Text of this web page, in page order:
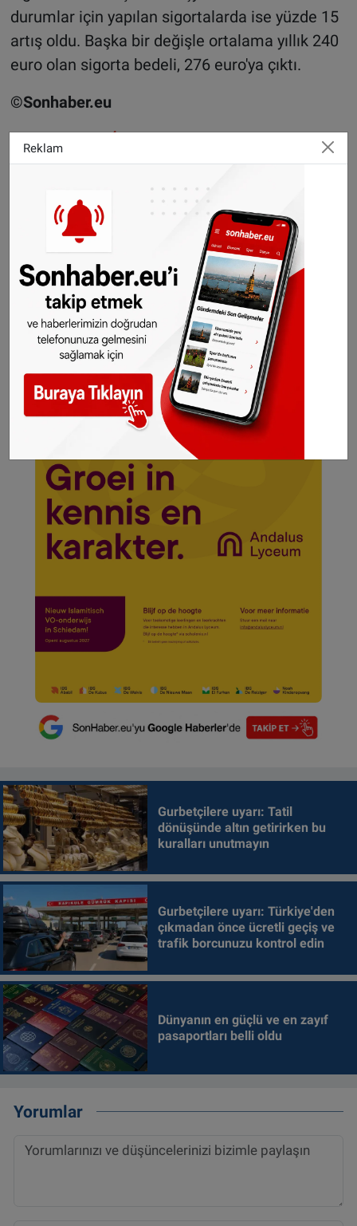
durumlar için yapılan sigortalarda ise yüzde 15
artış oldu. Başka bir değişle ortalama yıllık 240
euro olan sigorta bedeli, 276 euro'ya çıktı.
©Sonhaber.eu
Haberlerimizi
takip
edebilirsiniz.
WhatsAppta ücretsiz bültenimize abone olun,
Hollanda ve diğer Avrupa ülkeleri gündeminden
seçtiğimiz haberler her gün telefonunuza
gelsin!Abone olmak için tıklayın
Sitemizde yayımlanan haberlerin her türlü
hakkıSONHABER.eu ’ya aittir. Haberin linki
kaynak olarak gösterilmeden alınan haberler
için hukuki işlem başlatılacaktır.
Gurbetçilere uyarı: Tatil
dönüşünde altın getirirken bu
kuralları unutmayın
Gurbetçilere uyarı: Türkiye'den
çıkmadan önce ücretli geçiş ve
trafik borcunuzu kontrol edin
Dünyanın en güçlü ve en zayıf
pasaportları belli oldu
Yorumlar
Reklam